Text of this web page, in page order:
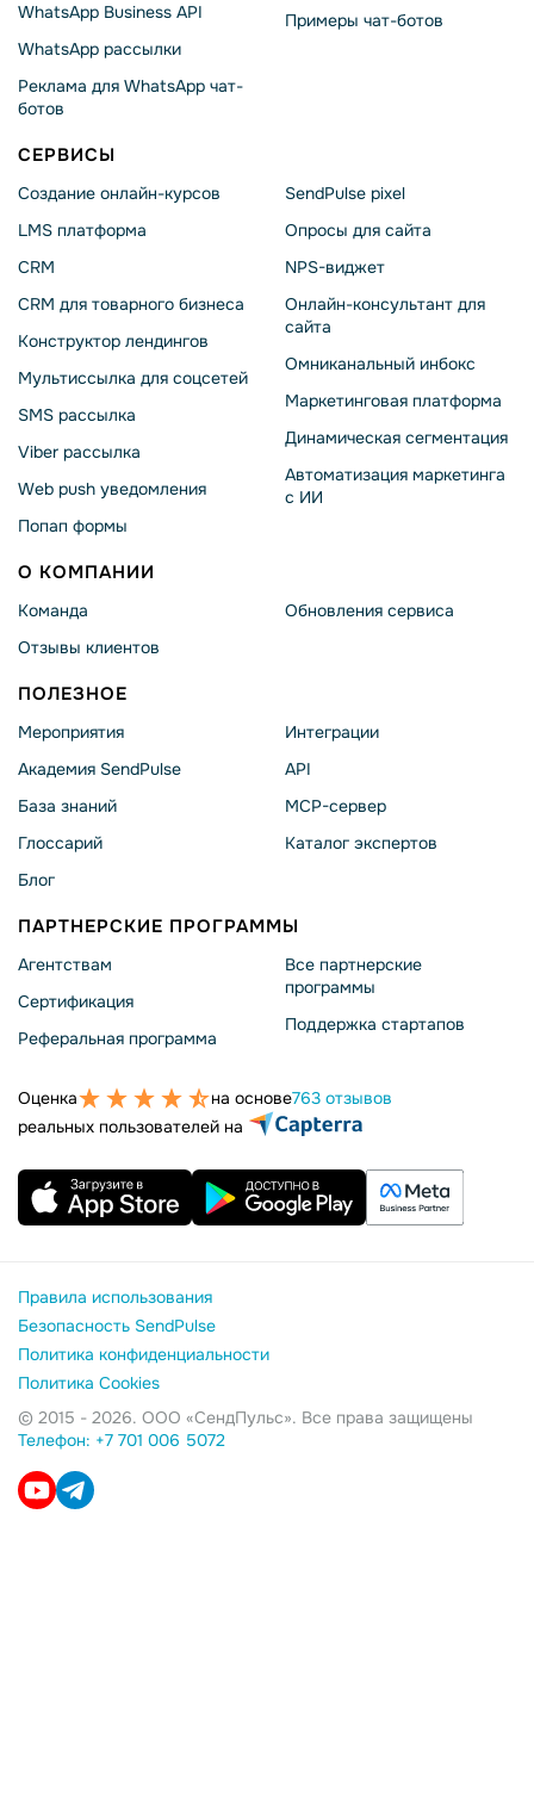
WhatsApp Business API
WhatsApp рассылки
Реклама для WhatsApp чат-
ботов
Примеры чат-ботов
СЕРВИСЫ
Создание онлайн-курсов
LMS платформа
CRM
CRM для товарного бизнеса
Конструктор лендингов
Мультиссылка для соцсетей
SMS рассылка
Viber рассылка
Web push уведомления
Попап формы
SendPulse pixel
Опросы для сайта
NPS-виджет
Онлайн-консультант для
сайта
Омниканальный инбокс
Маркетинговая платформа
Динамическая сегментация
Автоматизация маркетинга
с ИИ
О КОМПАНИИ
Команда
Отзывы клиентов
Обновления сервиса
ПОЛЕЗНОЕ
Мероприятия
Академия SendPulse
База знаний
Глоссарий
Блог
Интеграции
API
MCP-сервер
Каталог экспертов
ПАРТНЕРСКИЕ ПРОГРАММЫ
Агентствам
Сертификация
Реферальная программа
Все партнерские
программы
Поддержка стартапов
Оценка на основе763 отзывов
реальных пользователей на
Правила использования
Безопасность SendPulse
Политика конфиденциальности
Политика Cookies
© 2015 - 2026. ООО «СендПульс». Все права защищены
Телефон: +7 701 006 5072